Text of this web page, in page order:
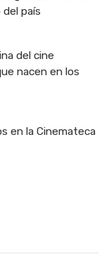
país
del cine
nacen en los
en la Cinemateca